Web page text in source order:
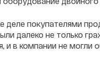
деле покупателями
далеко не только
и в компании не могли